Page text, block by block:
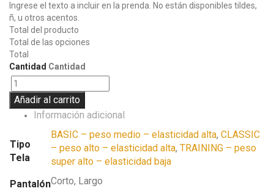
Ingrese el texto a incluir en la prenda. No están disponibles tildes,
ñ, u otros acentos.
Total del producto
Total de las opciones
Total
Cantidad Cantidad
Añadir al carrito
Información adicional
Tipo
Tela
BASIC – peso medio – elasticidad alta, CLASSIC
– peso alto – elasticidad alta, TRAINING – peso
super alto – elasticidad baja
PantalónCorto, Largo